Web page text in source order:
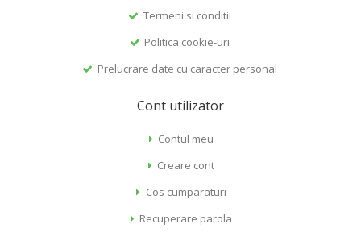
Termeni si conditii
Politica cookie-uri
Prelucrare date cu caracter personal
Cont utilizator
Contul meu
Creare cont
Cos cumparaturi
Recuperare parola